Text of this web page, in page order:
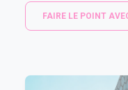
FAIRE LE POINT